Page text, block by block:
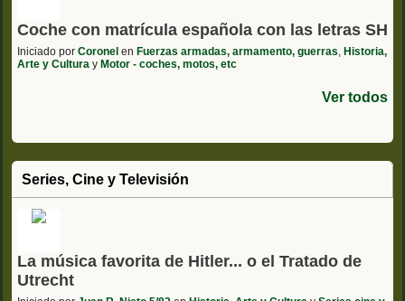
Coche con matrícula española con las letras SH
Iniciado por Coronel en Fuerzas armadas, armamento, guerras, Historia,
Arte y Cultura y Motor - coches, motos, etc
Ver todos
Series, Cine y Televisión
La música favorita de Hitler... o el Tratado de
Utrecht